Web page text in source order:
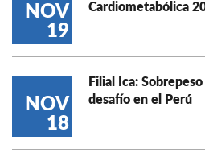
NOV
19
Cardiometabólica
NOV
18
Filial Ica:
desafío en el Perú